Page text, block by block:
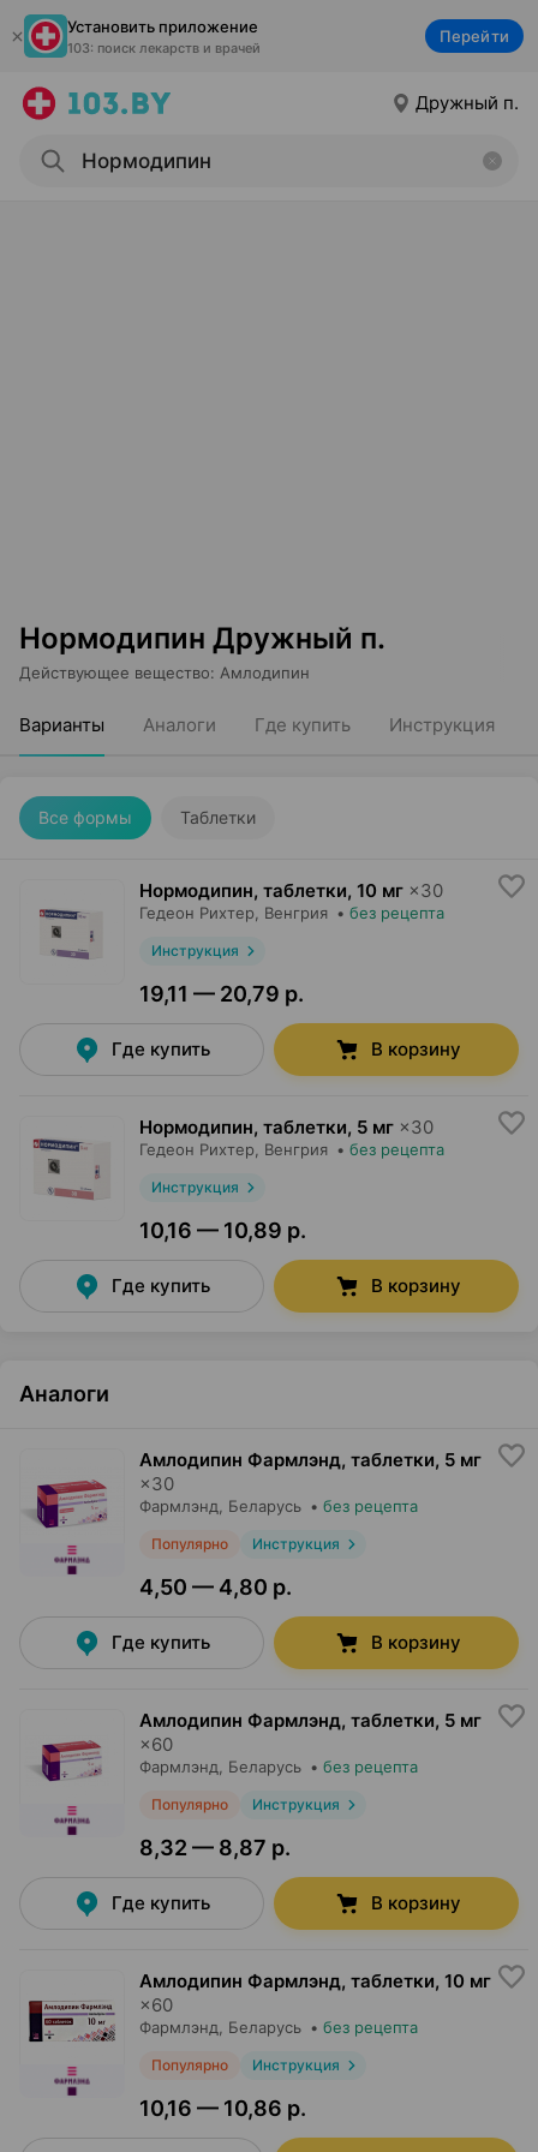
Установить приложение
103: поиск лекарств и врачей
Перейти
Дружный п.
Нормодипин Дружный п.
Действующее вещество: Амлодипин
Варианты Аналоги Где купить Инструкция
Все формы Таблетки
Нормодипин, таблетки, 10 мг ×30
Гедеон Рихтер , Венгрия • без рецепта
Инструкция
19,11 — 20,79 р.
Где купить В корзину
Нормодипин, таблетки, 5 мг ×30
Гедеон Рихтер , Венгрия • без рецепта
Инструкция
10,16 — 10,89 р.
Где купить В корзину
Аналоги
Амлодипин Фармлэнд, таблетки, 5 мг
×30
Фармлэнд , Беларусь • без рецепта
Популярно Инструкция
4,50 — 4,80 р.
Где купить В корзину
Амлодипин Фармлэнд, таблетки, 5 мг
×60
Фармлэнд , Беларусь • без рецепта
Популярно Инструкция
8,32 — 8,87 р.
Где купить В корзину
Амлодипин Фармлэнд, таблетки, 10 мг
×60
Фармлэнд , Беларусь • без рецепта
Популярно Инструкция
10,16 — 10,86 р.